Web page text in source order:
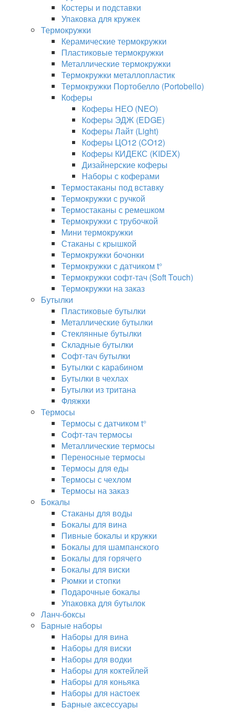
Костеры и подставки
Упаковка для кружек
Термокружки
Керамические термокружки
Пластиковые термокружки
Металлические термокружки
Термокружки металлопластик
Термокружки Портобелло (Portobello)
Коферы
Коферы НЕО (NEO)
Коферы ЭДЖ (EDGE)
Коферы Лайт (Light)
Коферы ЦО12 (CO12)
Коферы КИДЕКС (KIDEX)
Дизайнерские коферы
Наборы с коферами
Термостаканы под вставку
Термокружки с ручкой
Термостаканы с ремешком
Термокружки с трубочкой
Мини термокружки
Стаканы с крышкой
Термокружки бочонки
Термокружки с датчиком t°
Термокружки софт-тач (Soft Touch)
Термокружки на заказ
Бутылки
Пластиковые бутылки
Металлические бутылки
Стеклянные бутылки
Складные бутылки
Софт-тач бутылки
Бутылки с карабином
Бутылки в чехлах
Бутылки из тритана
Фляжки
Термосы
Термосы с датчиком t°
Софт-тач термосы
Металлические термосы
Переносные термосы
Термосы для еды
Термосы с чехлом
Термосы на заказ
Бокалы
Стаканы для воды
Бокалы для вина
Пивные бокалы и кружки
Бокалы для шампанского
Бокалы для горячего
Бокалы для виски
Рюмки и стопки
Подарочные бокалы
Упаковка для бутылок
Ланч-боксы
Барные наборы
Наборы для вина
Наборы для виски
Наборы для водки
Наборы для коктейлей
Наборы для коньяка
Наборы для настоек
Барные аксессуары